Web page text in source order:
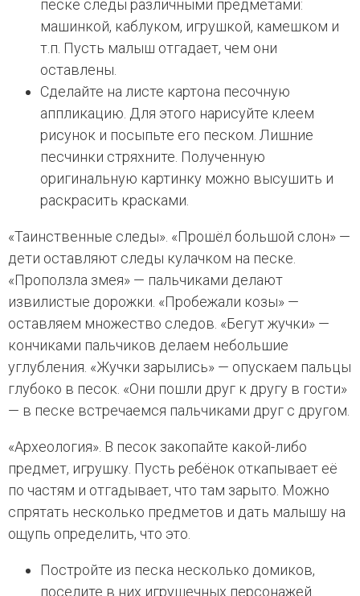
песке следы различными предметами:
машинкой, каблуком, игрушкой, камешком и
т.п. Пусть малыш отгадает, чем они
оставлены.
Сделайте на листе картона песочную
аппликацию. Для этого нарисуйте клеем
рисунок и посыпьте его песком. Лишние
песчинки стряхните. Полученную
оригинальную картинку можно высушить и
раскрасить красками.
«Таинственные следы». «Прошёл большой слон» —
дети оставляют следы кулачком на песке.
«Проползла змея» — пальчиками делают
извилистые дорожки. «Пробежали козы» —
оставляем множество следов. «Бегут жучки» —
кончиками пальчиков делаем небольшие
углубления. «Жучки зарылись» — опускаем пальцы
глубоко в песок. «Они пошли друг к другу в гости»
— в песке встречаемся пальчиками друг с другом.
«Археология». В песок закопайте какой-либо
предмет, игрушку. Пусть ребёнок откапывает её
по частям и отгадывает, что там зарыто. Можно
спрятать несколько предметов и дать малышу на
ощупь определить, что это.
Постройте из песка несколько домиков,
поселите в них игрушечных персонажей.